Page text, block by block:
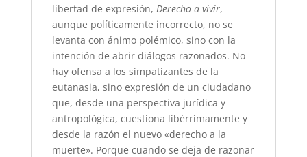
libertad de expresión, Derecho a vivir,
aunque políticamente incorrecto, no se
levanta con ánimo polémico, sino con la
intención de abrir diálogos razonados. No
hay ofensa a los simpatizantes de la
eutanasia, sino expresión de un ciudadano
que, desde una perspectiva jurídica y
antropológica, cuestiona libérrimamente y
desde la razón el nuevo «derecho a la
muerte». Porque cuando se deja de razonar